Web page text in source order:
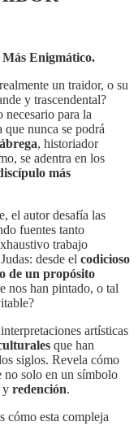
Enigmático.
un traidor, o su
y trascendental?
necesario para la
nunca se podrá
, historiador
se adentra en los
más
el autor desafía las
fuentes tanto
trabajo
desde el codicioso
de un propósito
nos han pintado, o tal
artísticas
que han
siglos. Revela cómo
no solo en un símbolo
y redención.
cómo esta compleja